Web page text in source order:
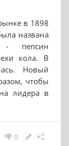
в 1898
названа
- пепсин
кола. В
Новый
чтобы
лидера в
0